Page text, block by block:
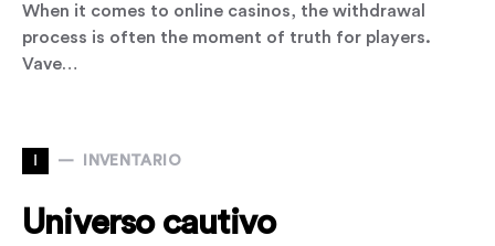
When it comes to online casinos, the withdrawal
process is often the moment of truth for players.
Vave…
I INVENTARIO
Universo cautivo